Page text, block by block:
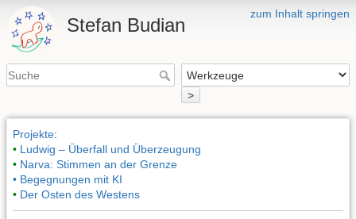
zum Inhalt springen
Stefan Budian
>
Projekte:
• Ludwig – Überfall und Überzeugung
• Narva: Stimmen an der Grenze
• Begegnungen mit KI
• Der Osten des Westens